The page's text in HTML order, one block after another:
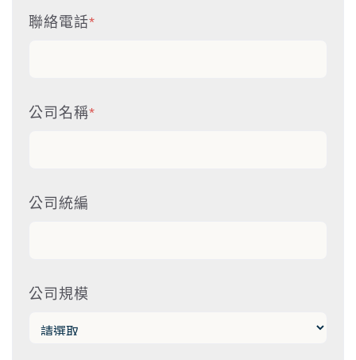
聯絡電話*
公司名稱*
公司統編
公司規模